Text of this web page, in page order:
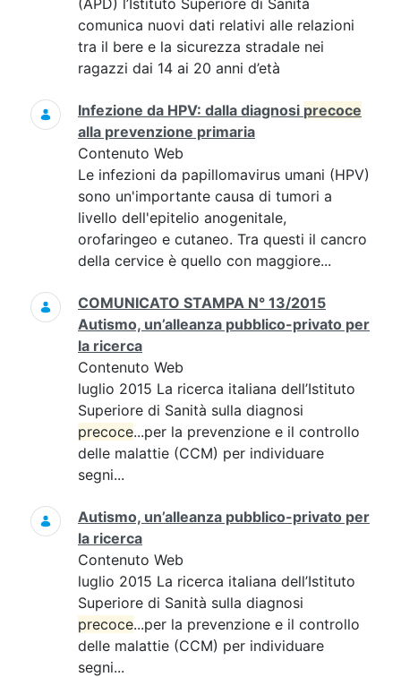
(APD) l’Istituto Superiore di Sanità
comunica nuovi dati relativi alle relazioni
tra il bere e la sicurezza stradale nei
ragazzi dai 14 ai 20 anni d’età
Infezione da HPV: dalla diagnosi precoce
alla prevenzione primaria
Contenuto Web
Le infezioni da papillomavirus umani (HPV)
sono un'importante causa di tumori a
livello dell'epitelio anogenitale,
orofaringeo e cutaneo. Tra questi il cancro
della cervice è quello con maggiore...
COMUNICATO STAMPA N° 13/2015
Autismo, un’alleanza pubblico-privato per
la ricerca
Contenuto Web
luglio 2015 La ricerca italiana dell’Istituto
Superiore di Sanità sulla diagnosi
precoce...per la prevenzione e il controllo
delle malattie (CCM) per individuare
segni...
Autismo, un’alleanza pubblico-privato per
la ricerca
Contenuto Web
luglio 2015 La ricerca italiana dell’Istituto
Superiore di Sanità sulla diagnosi
precoce...per la prevenzione e il controllo
delle malattie (CCM) per individuare
segni...